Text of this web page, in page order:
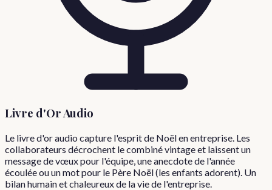
Livre d'Or Audio
Le livre d'or audio capture l'esprit de Noël en entreprise. Les
collaborateurs décrochent le combiné vintage et laissent un
message de vœux pour l'équipe, une anecdote de l'année
écoulée ou un mot pour le Père Noël (les enfants adorent). Un
bilan humain et chaleureux de la vie de l'entreprise.